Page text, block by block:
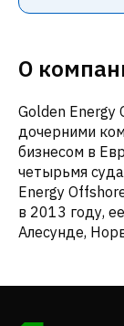
О
Golden Energy
дочерними
бизнесом в
четырьмя
Energy
в 2013 году,
Алесунде,